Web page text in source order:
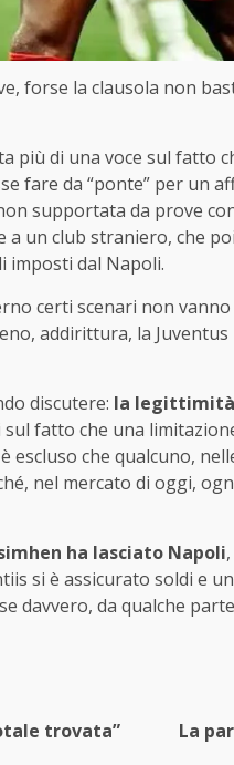
forse la clausola non
più di una voce sul fatto
fare da “ponte” per un
supportata da prove
a un club straniero, che
imposti dal Napoli.
certi scenari non
addirittura, la
discutere: la legittimità
fatto che una
escluso che qualcuno,
nel mercato di oggi,
ha lasciato Napoli
si è assicurato soldi e
davvero, da qualche
trovata”
La